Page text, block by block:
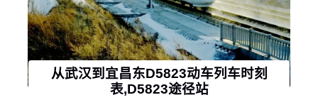
从武汉到宜昌东D5823动车列车时刻
表,D5823途径站